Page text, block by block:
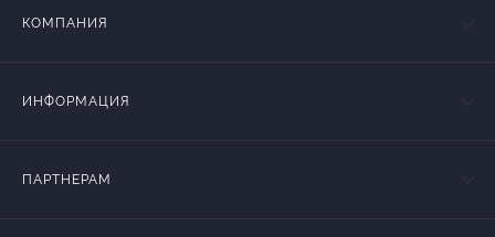
КОМПАНИЯ
ИНФОРМАЦИЯ
ПАРТНЕРАМ